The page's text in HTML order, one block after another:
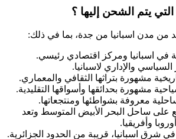
يتم الشحن إليها ؟
من مدن اسبانيا من جدة، بما في ذلك:
في اسبانيا ومركز اقتصادي رئيسي.
والإداري لاسبانيا.
مشهورة بتراثها الثقافي والمعماري.
مشهورة بحدائقها وأسواقها التقليدية.
معروفة بشواطئها ومنتجعاتها.
على ساحل البحر الأبيض المتوسط وتعد
وأفريقيا.
شرق اسبانيا، قريبة من الحدود الجزائرية.